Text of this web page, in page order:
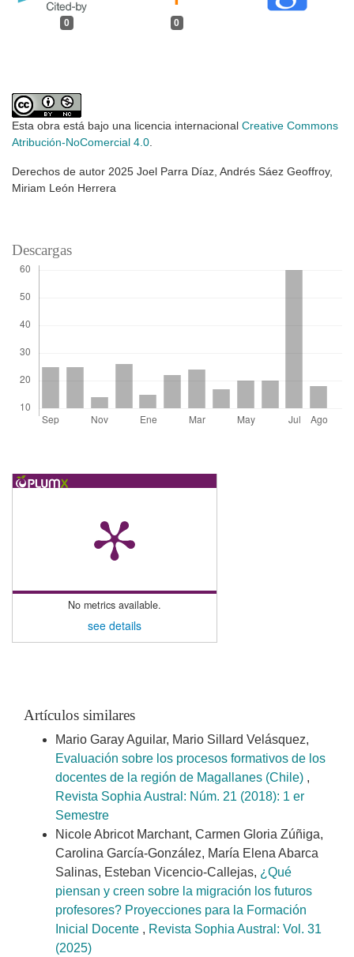
0 0
Esta obra está bajo una licencia internacional Creative Commons
Atribución-NoComercial 4.0
Derechos de autor 2025 Joel Parra Díaz, Andrés Sáez Geoffroy,
Miriam León Herrera
Descargas
No metrics available.
see details
Artículos similares
Mario Garay Aguilar, Mario Sillard Velásquez,
Evaluación sobre los procesos formativos de los
docentes de la región de Magallanes (Chile) ,
Revista Sophia Austral: Núm. 21 (2018): 1 er
Semestre
Nicole Abricot Marchant, Carmen Gloria Zúñiga,
Carolina García-González, María Elena Abarca
Salinas, Esteban Vicencio-Callejas, ¿Qué
piensan y creen sobre la migración los futuros
profesores? Proyecciones para la Formación
Inicial Docente , Revista Sophia Austral: Vol. 31
(2025)